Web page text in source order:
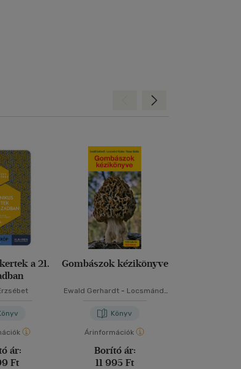
a 21.
ár:
Ft
Gombászok kézikönyve
Ewald Gerhardt - Locsmándi
Könyv
Árinformációk
Borító ár:
11 995 Ft
Előre